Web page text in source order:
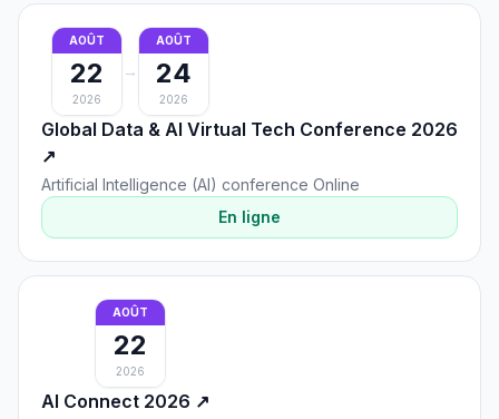
AOÛT
22
2026
→
AOÛT
24
2026
Global Data & AI Virtual Tech Conference 2026
↗
Artificial Intelligence (AI) conference Online
En ligne
AOÛT
22
2026
AI Connect 2026 ↗